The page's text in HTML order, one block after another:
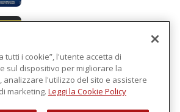
intelligenza in cloud
tutti i cookie”, l'utente accetta di
sul dispositivo per migliorare la
analizzare l'utilizzo del sito e assistere
marketing. Leggi la Cookie Policy